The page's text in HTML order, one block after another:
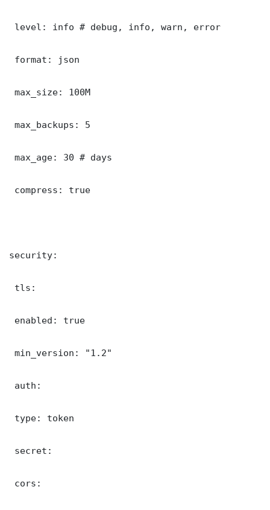
level: info # debug, info, warn, error
format: json
max_size: 100M
max_backups: 5
max_age: 30 # days
compress: true
security:
tls:
enabled: true
min_version: "1.2"
auth:
type: token
secret:
cors: